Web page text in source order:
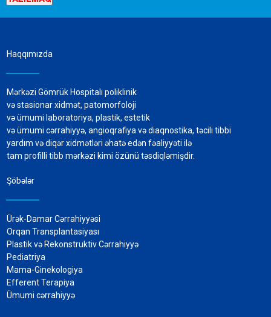
Haqqımızda
Mərkəzi Gömrük Hospitalı poliklinik
və stasionar xidmət, patomorfoloji
və ümumi laboratoriya, plastik, estetik
və ümumi cərrahiyyə, angioqrafiya və diaqnostika, təcili tibbi
yardım və diqər xidmətləri əhatə edən fəaliyyəti ilə
tam profilli tibb mərkəzi kimi özünü təsdiqləmişdir.
Şöbələr
Ürək-Damar Cərrahiyyəsi
Orqan Transplantasiyası
Plastik və Rekonstruktiv Cərrahiyyə
Pediatriya
Mama-Ginekologiya
Efferent Terapiya
Ümumi cərrahiyyə